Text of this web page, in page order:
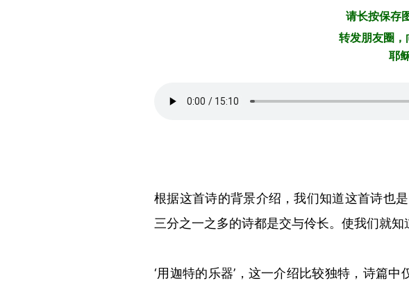
请长按保存
转发朋友圈
耶
根据这首诗的背景介绍，我们知道这首诗也是
三分之一之多的诗都是交与伶长。使我们就知
‘用迦特的乐器’，这一介绍比较独特，诗篇